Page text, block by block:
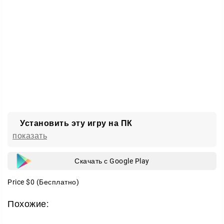
Работает как с очками VR, так и без них
Запускайте InMind VR
Установить эту игру на ПК
показать
Скачать с Google Play
Price $0 (Бесплатно)
Похожие: